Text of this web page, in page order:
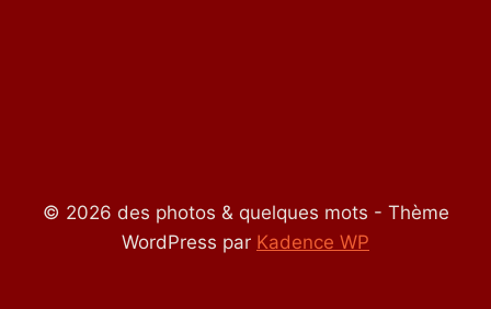
© 2026 des photos & quelques mots - Thème
WordPress par Kadence WP